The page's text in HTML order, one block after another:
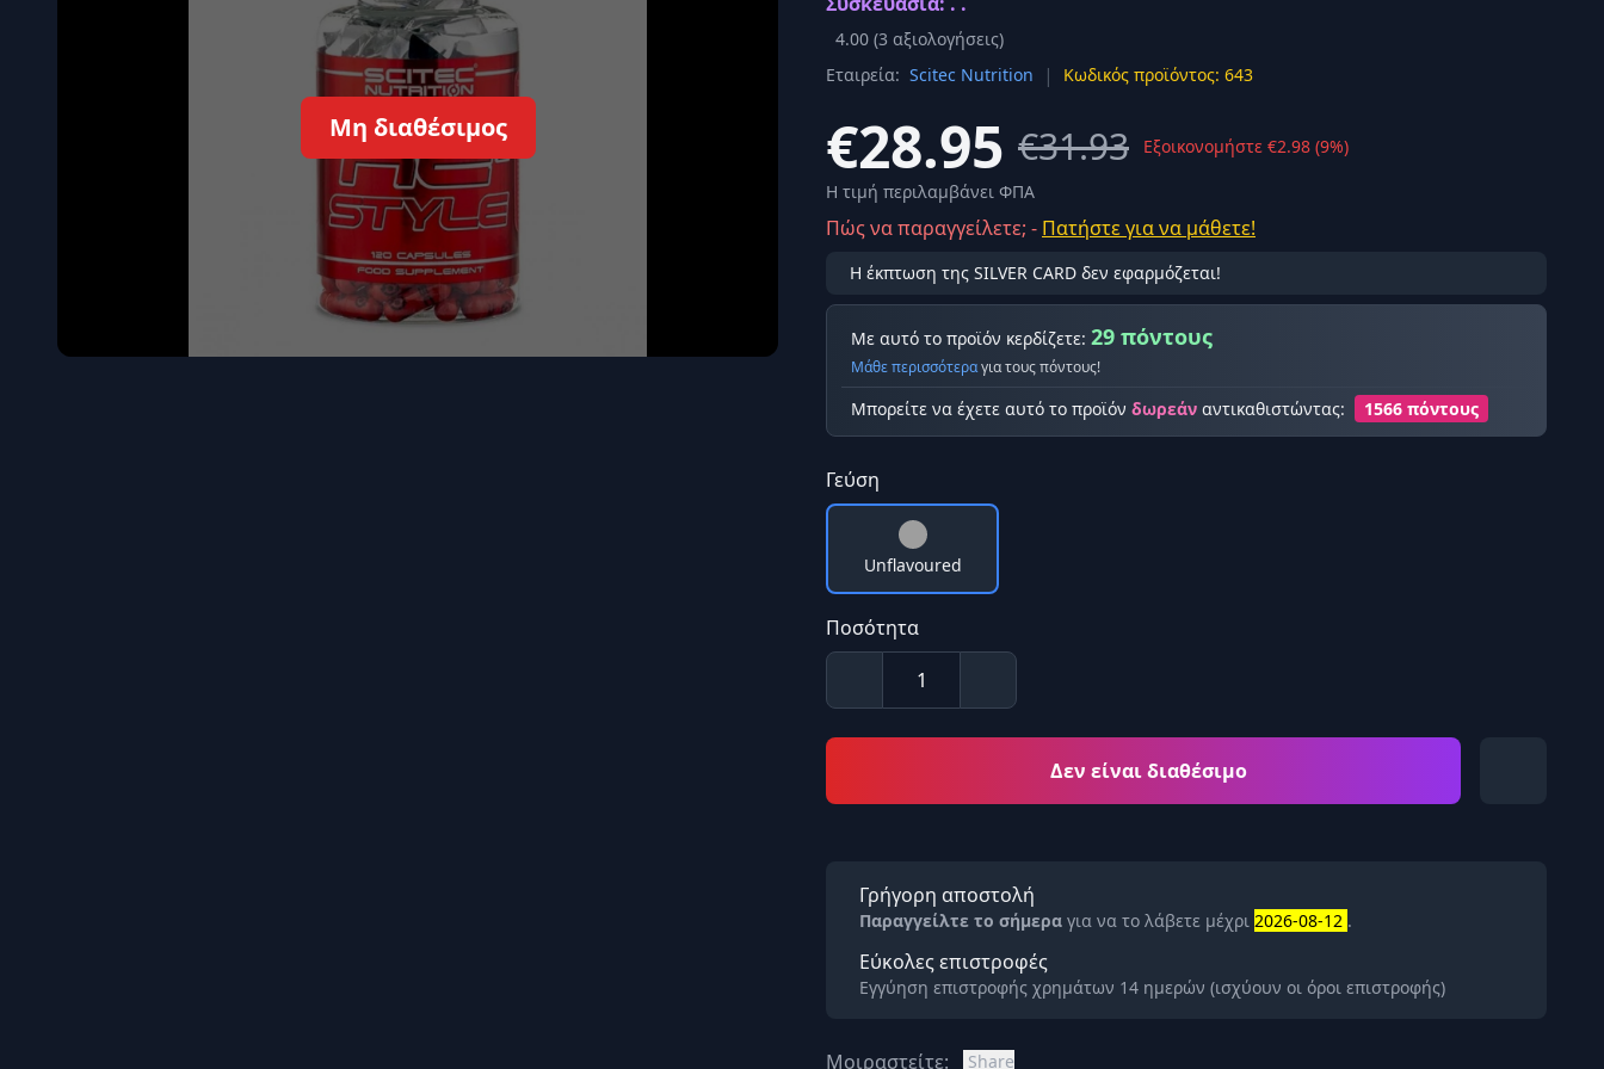
Όγκου
Διεγερτικά
Τεστοστερόνης
Προβολή όλων των αποτελεσμάτων
Μη διαθέσιμος
4.00 (3 αξιολογήσεις)
Εταιρεία: Scitec Nutrition | Κωδικός προϊόντος: 643
€28.95 €31.93
Εξοικονομήστε €2.98 (9%)
Η τιμή περιλαμβάνει ΦΠΑ
Πώς να παραγγείλετε; - Πατήστε για να μάθετε!
Η έκπτωση της SILVER CARD δεν εφαρμόζεται!
Με αυτό το προϊόν κερδίζετε: 29 πόντους
Μάθε περισσότεραγια τους πόντους!
Μπορείτε να έχετε αυτό το προϊόν δωρεάν αντικαθιστώντας: 1566 πόντους
Γεύση
Unflavoured
Ποσότητα
Δεν είναι διαθέσιμο
Γρήγορη αποστολή
Παραγγείλτε το σήμερα για να το λάβετε μέχρι 2026-08-12 .
Εύκολες επιστροφές
Εγγύηση επιστροφής χρημάτων 14 ημερών (ισχύουν οι όροι επιστροφής)
Μοιραστείτε: Share
Σύνδεση
Εγγραφείτε εδώ
Επιστροφή Ασφαλής σύνδεση